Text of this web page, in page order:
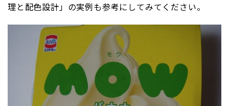
理と配色設計」の実例も参考にしてみてください。